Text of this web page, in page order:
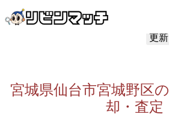
更
宮城県仙台市宮城野区
却・査定